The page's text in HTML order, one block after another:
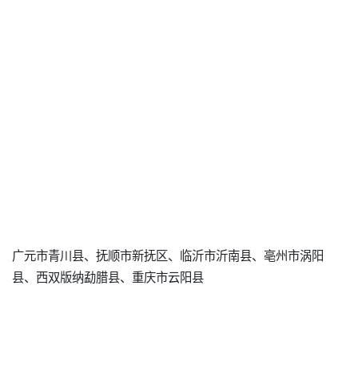
广元市青川县、抚顺市新抚区、临沂市沂南县、亳州市涡阳
县、西双版纳勐腊县、重庆市云阳县